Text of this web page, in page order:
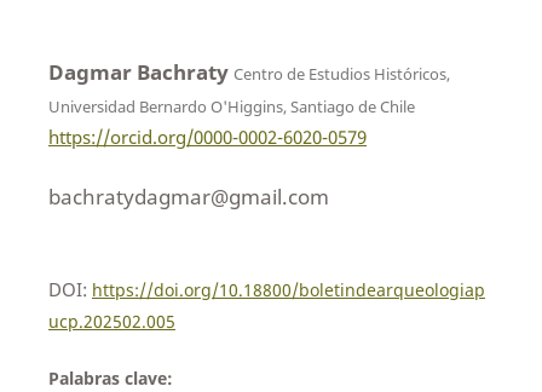
Dagmar Bachraty Centro de Estudios Históricos,
Universidad Bernardo O'Higgins, Santiago de Chile
https://orcid.org/0000-0002-6020-0579
bachratydagmar@gmail.com
DOI: https://doi.org/10.18800/boletindearqueologiap
ucp.202502.005
Palabras clave: